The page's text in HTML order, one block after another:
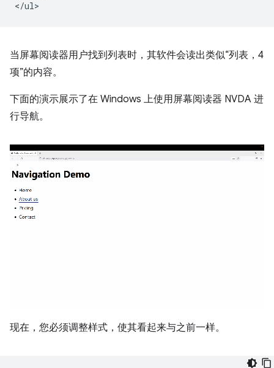
当屏幕阅读器用户找到列表时，其软件会读出类似“列表，4
项”的内容。
下面的演示展示了在 Windows 上使用屏幕阅读器 NVDA 进
行导航。
现在，您必须调整样式，使其看起来与之前一样。